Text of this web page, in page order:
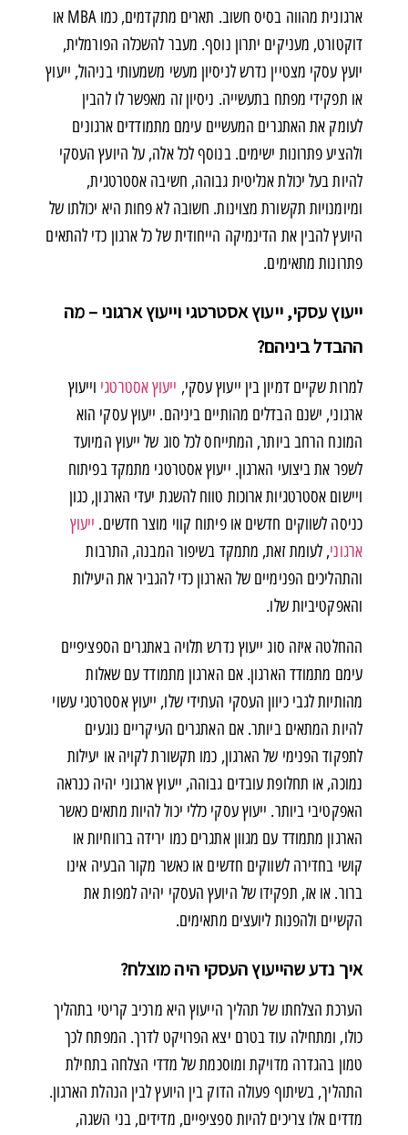
ארגונית מהווה בסיס חשוב. תארים מתקדמים, כמו MBA או
דוקטורט, מעניקים יתרון נוסף. מעבר להשכלה הפורמלית,
יועץ עסקי מצטיין נדרש לניסיון מעשי משמעותי בניהול, ייעוץ
או תפקידי מפתח בתעשייה. ניסיון זה מאפשר לו להבין
לעומק את האתגרים המעשיים עימם מתמודדים ארגונים
ולהציע פתרונות ישימים. בנוסף לכל אלה, על היועץ העסקי
להיות בעל יכולת אנליטית גבוהה, חשיבה אסטרטגית,
ומיומנויות תקשורת מצוינות. חשובה לא פחות היא יכולתו של
היועץ להבין את הדינמיקה הייחודית של כל ארגון כדי להתאים
פתרונות מתאימים.
ייעוץ עסקי, ייעוץ אסטרטגי וייעוץ ארגוני – מה
ההבדל ביניהם?
למרות שקיים דמיון בין ייעוץ עסקי, ייעוץ אסטרטגי וייעוץ
ארגוני, ישנם הבדלים מהותיים ביניהם. ייעוץ עסקי הוא
המונח הרחב ביותר, המתייחס לכל סוג של ייעוץ המיועד
לשפר את ביצועי הארגון. ייעוץ אסטרטגי מתמקד בפיתוח
ויישום אסטרטגיות ארוכות טווח להשגת יעדי הארגון, כגון
כניסה לשווקים חדשים או פיתוח קווי מוצר חדשים. ייעוץ
ארגוני, לעומת זאת, מתמקד בשיפור המבנה, התרבות
והתהליכים הפנימיים של הארגון כדי להגביר את היעילות
והאפקטיביות שלו.
ההחלטה איזה סוג ייעוץ נדרש תלויה באתגרים הספציפיים
עימם מתמודד הארגון. אם הארגון מתמודד עם שאלות
מהותיות לגבי כיוון העסקי העתידי שלו, ייעוץ אסטרטגי עשוי
להיות המתאים ביותר. אם האתגרים העיקריים נוגעים
לתפקוד הפנימי של הארגון, כמו תקשורת לקויה או יעילות
נמוכה, או תחלופת עובדים גבוהה, ייעוץ ארגוני יהיה כנראה
האפקטיבי ביותר. ייעוץ עסקי כללי יכול להיות מתאים כאשר
הארגון מתמודד עם מגוון אתגרים כמו ירידה ברווחיות או
קושי בחדירה לשווקים חדשים או כאשר מקור הבעיה אינו
ברור. או אז, תפקידו של היועץ העסקי יהיה למפות את
הקשיים ולהפנות ליועצים מתאימים.
איך נדע שהייעוץ העסקי היה מוצלח?
הערכת הצלחתו של תהליך הייעוץ היא מרכיב קריטי בתהליך
כולו, ומתחילה עוד בטרם יצא הפרויקט לדרך. המפתח לכך
טמון בהגדרה מדויקת ומוסכמת של מדדי הצלחה בתחילת
התהליך, בשיתוף פעולה הדוק בין היועץ לבין הנהלת הארגון.
מדדים אלו צריכים להיות ספציפיים, מדידים, בני השגה,